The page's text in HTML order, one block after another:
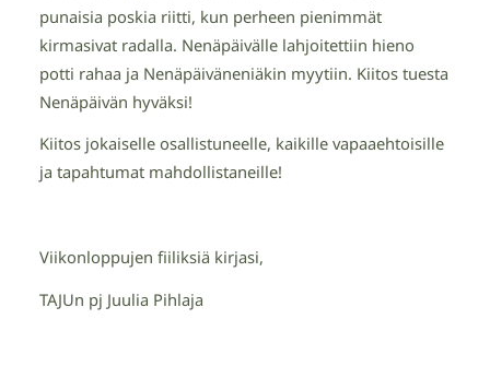
punaisia poskia riitti, kun perheen pienimmät
kirmasivat radalla. Nenäpäivälle lahjoitettiin hieno
potti rahaa ja Nenäpäiväneniäkin myytiin. Kiitos tuesta
Nenäpäivän hyväksi!
Kiitos jokaiselle osallistuneelle, kaikille vapaaehtoisille
ja tapahtumat mahdollistaneille!
Viikonloppujen fiiliksiä kirjasi,
TAJUn pj Juulia Pihlaja